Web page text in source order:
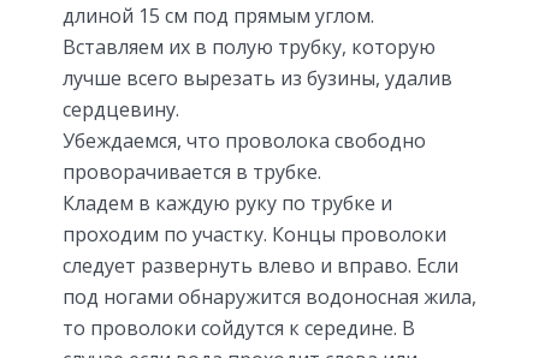
длиной 15 см под прямым углом.
Вставляем их в полую трубку, которую
лучше всего вырезать из бузины, удалив
сердцевину.
Убеждаемся, что проволока свободно
проворачивается в трубке.
Кладем в каждую руку по трубке и
проходим по участку. Концы проволоки
следует развернуть влево и вправо. Если
под ногами обнаружится водоносная жила,
то проволоки сойдутся к середине. В